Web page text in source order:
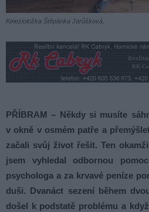
Kinezioložka Štěpánka Jarůšková.
PŘÍBRAM – Někdy si musíte
v okně v osmém patře a
začali svůj život řešit. Ten
jsem vyhledal odbornou
psychologa a za krvavé peníze
duši. Dvanáct sezení během
došel k podstatě problému a